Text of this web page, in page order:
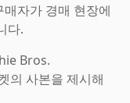
자가 경매 현장에
다.
Bros.
의 사본을 제시해